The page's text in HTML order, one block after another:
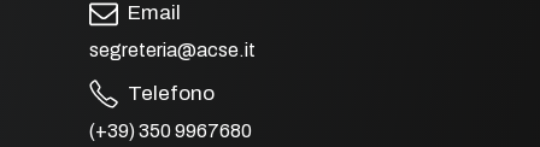
Email
segreteria@acse.it
Telefono
(+39) 350 9967680